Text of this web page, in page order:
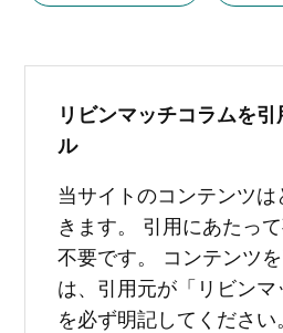
リビンマッチコラムを
ル
当サイトのコンテンツ
きます。 引用にあたっ
不要です。 コンテンツ
は、引用元が「リビンマ
を必ず明記してください。